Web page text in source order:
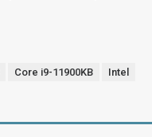
Core i9-11900KB
Intel